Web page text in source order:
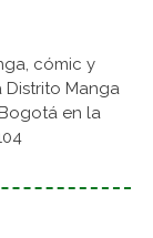
cómic y
Manga
en la